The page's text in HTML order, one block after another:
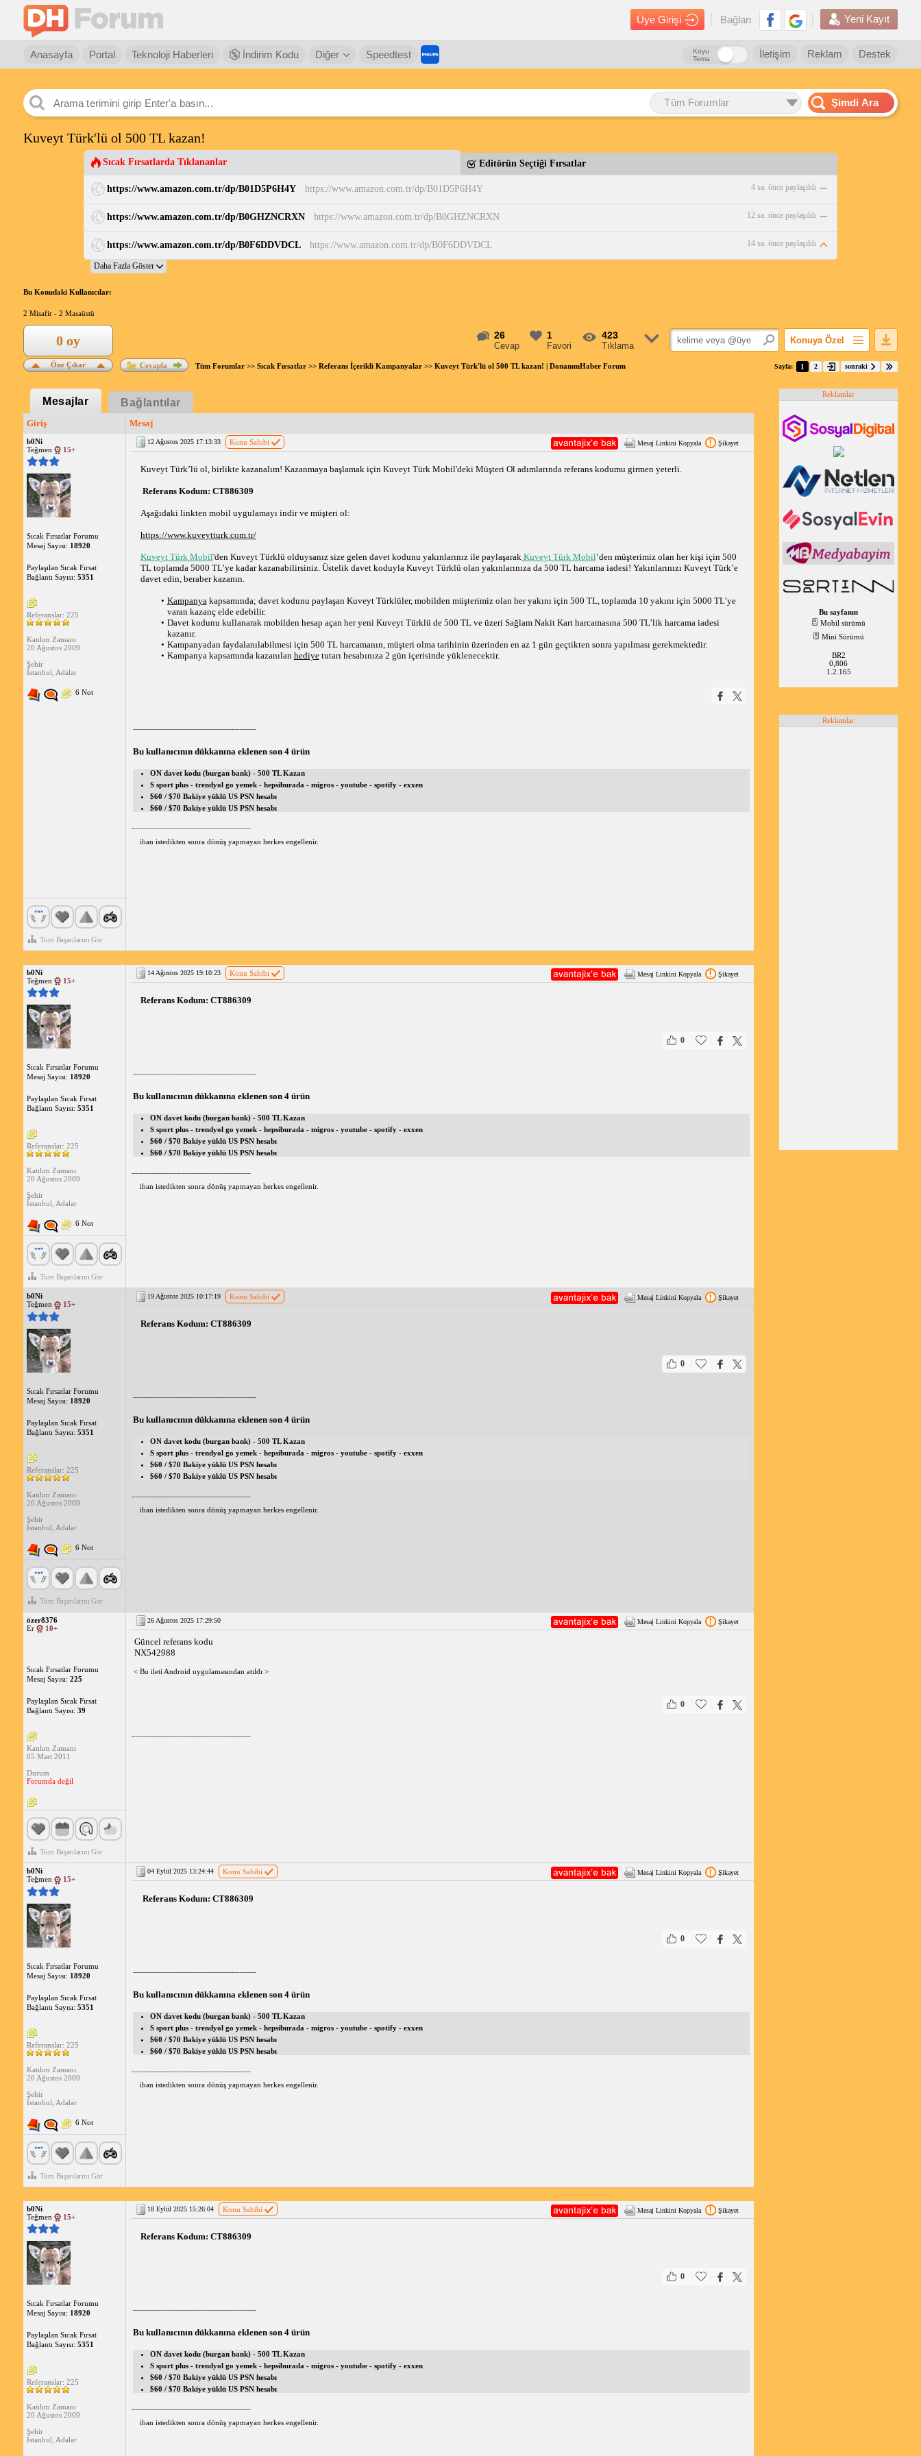
Üye Girişi Bağlan Yeni Kayıt
Anasayfa Portal Teknoloji Haberleri İndirim Kodu Diğer Speedtest Destek
Reklam
İletişim
Koyu
Tema
Tüm Forumlar Şimdi Ara
Kuveyt Türk'lü ol 500 TL kazan!
Sıcak Fırsatlarda Tıklananlar Editörün Seçtiği Fırsatlar
https://www.amazon.com.tr/dp/B01D5P6H4Y https://www.amazon.com.tr/dp/B01D5P6H4Y 4 sa. önce paylaşıldı
https://www.amazon.com.tr/dp/B0GHZNCRXN https://www.amazon.com.tr/dp/B0GHZNCRXN 12 sa. önce paylaşıldı
https://www.amazon.com.tr/dp/B0F6DDVDCL https://www.amazon.com.tr/dp/B0F6DDVDCL 14 sa. önce paylaşıldı
Bu Konudaki Kullanıcılar:
2 Misafir - 2 Masaüstü
26
Cevap
1
Favori
423
Tıklama
Konuya Özel
Favorilerime Ekle
Popüler Mesajlar
Yazdır
E-Posta Aboneliği
Öne Çıkar
0 oy
Cevapla Tüm Forumlar>> Sıcak Fırsatlar>> Referans İçerikli Kampanyalar>> Kuveyt Türk'lü ol 500 TL kazan! | DonanımHaber Forum Sayfa: 1 2 sonraki
Mesajlar Bağlantılar
Giriş Mesaj
b0Ni
Teğmen
15+
Sıcak Fırsatlar Forumu
Mesaj Sayısı: 18920
Paylaşılan Sıcak Fırsat
Bağlantı Sayısı: 5351
Referanslar: 225
Katılım Zamanı
20 Ağustos 2009
Şehir
İstanbul, Adalar
6 Not
Tüm Başarılarını Gör
12 Ağustos 2025 17:13:33 Konu Sahibi Mesaj Linkini Kopyala Şikayet
Kuveyt Türk’lü ol, birlikte kazanalım! Kazanmaya başlamak için Kuveyt Türk Mobil'deki Müşteri Ol adımlarında referans kodumu girmen yeterli.
Referans Kodum: CT886309
Aşağıdaki linkten mobil uygulamayı indir ve müşteri ol:
https://www.kuveytturk.com.tr/
Kuveyt Türk Mobil'den Kuveyt Türklü olduysanız size gelen davet kodunu yakınlarınız ile paylaşarakKuveyt Türk Mobil’den müşterimiz olan her kişi için 500
TL toplamda 5000 TL’ye kadar kazanabilirsiniz. Üstelik davet koduyla Kuveyt Türklü olan yakınlarınıza da 500 TL harcama iadesi! Yakınlarınızı Kuveyt Türk’e
davet edin, beraber kazanın.
Kampanya kapsamında; davet kodunu paylaşan Kuveyt Türklüler, mobilden müşterimiz olan her yakını için 500 TL, toplamda 10 yakını için 5000 TL’ye
varan kazanç elde edebilir.
Davet kodunu kullanarak mobilden hesap açan her yeni Kuveyt Türklü de 500 TL ve üzeri Sağlam Nakit Kart harcamasına 500 TL’lik harcama iadesi
kazanır.
Kampanyadan faydalanılabilmesi için 500 TL harcamanın, müşteri olma tarihinin üzerinden en az 1 gün geçtikten sonra yapılması gerekmektedir.
Kampanya kapsamında kazanılan hediye tutarı hesabınıza 2 gün içerisinde yüklenecektir.
Bu kullanıcının dükkanına eklenen son 4 ürün
ON davet kodu (burgan bank) - 500 TL Kazan
S sport plus - trendyol go yemek - hepsiburada - migros - youtube - spotify - exxen
$60 / $70 Bakiye yüklü US PSN hesabı
$60 / $70 Bakiye yüklü US PSN hesabı
iban istedikten sonra dönüş yapmayan herkes engellenir.
b0Ni
Teğmen
15+
Sıcak Fırsatlar Forumu
Mesaj Sayısı: 18920
Paylaşılan Sıcak Fırsat
Bağlantı Sayısı: 5351
Referanslar: 225
Katılım Zamanı
20 Ağustos 2009
Şehir
İstanbul, Adalar
6 Not
Tüm Başarılarını Gör
14 Ağustos 2025 19:10:23 Konu Sahibi Mesaj Linkini Kopyala Şikayet
Referans Kodum: CT886309
0
Bu kullanıcının dükkanına eklenen son 4 ürün
ON davet kodu (burgan bank) - 500 TL Kazan
S sport plus - trendyol go yemek - hepsiburada - migros - youtube - spotify - exxen
$60 / $70 Bakiye yüklü US PSN hesabı
$60 / $70 Bakiye yüklü US PSN hesabı
iban istedikten sonra dönüş yapmayan herkes engellenir.
b0Ni
Teğmen
15+
Sıcak Fırsatlar Forumu
Mesaj Sayısı: 18920
Paylaşılan Sıcak Fırsat
Bağlantı Sayısı: 5351
Referanslar: 225
Katılım Zamanı
20 Ağustos 2009
Şehir
İstanbul, Adalar
6 Not
Tüm Başarılarını Gör
19 Ağustos 2025 10:17:19 Konu Sahibi Mesaj Linkini Kopyala Şikayet
Referans Kodum: CT886309
0
Bu kullanıcının dükkanına eklenen son 4 ürün
ON davet kodu (burgan bank) - 500 TL Kazan
S sport plus - trendyol go yemek - hepsiburada - migros - youtube - spotify - exxen
$60 / $70 Bakiye yüklü US PSN hesabı
$60 / $70 Bakiye yüklü US PSN hesabı
iban istedikten sonra dönüş yapmayan herkes engellenir.
özer8376
Er
10+
Sıcak Fırsatlar Forumu
Mesaj Sayısı: 225
Paylaşılan Sıcak Fırsat
Bağlantı Sayısı: 39
Katılım Zamanı
05 Mart 2011
Durum
Forumda değil
Tüm Başarılarını Gör
26 Ağustos 2025 17:29:50 Mesaj Linkini Kopyala Şikayet
Güncel referans kodu
NX542988
< Bu ileti Android uygulamasından atıldı >
0
b0Ni
Teğmen
15+
Sıcak Fırsatlar Forumu
Mesaj Sayısı: 18920
Paylaşılan Sıcak Fırsat
Bağlantı Sayısı: 5351
Referanslar: 225
Katılım Zamanı
20 Ağustos 2009
Şehir
İstanbul, Adalar
6 Not
Tüm Başarılarını Gör
04 Eylül 2025 13:24:44 Konu Sahibi Mesaj Linkini Kopyala Şikayet
Referans Kodum: CT886309
0
Bu kullanıcının dükkanına eklenen son 4 ürün
ON davet kodu (burgan bank) - 500 TL Kazan
S sport plus - trendyol go yemek - hepsiburada - migros - youtube - spotify - exxen
$60 / $70 Bakiye yüklü US PSN hesabı
$60 / $70 Bakiye yüklü US PSN hesabı
iban istedikten sonra dönüş yapmayan herkes engellenir.
b0Ni
Teğmen
15+
Sıcak Fırsatlar Forumu
Mesaj Sayısı: 18920
Paylaşılan Sıcak Fırsat
Bağlantı Sayısı: 5351
Referanslar: 225
Katılım Zamanı
20 Ağustos 2009
Şehir
İstanbul, Adalar
18 Eylül 2025 15:26:04 Konu Sahibi Mesaj Linkini Kopyala Şikayet
Referans Kodum: CT886309
0
Bu kullanıcının dükkanına eklenen son 4 ürün
ON davet kodu (burgan bank) - 500 TL Kazan
S sport plus - trendyol go yemek - hepsiburada - migros - youtube - spotify - exxen
$60 / $70 Bakiye yüklü US PSN hesabı
$60 / $70 Bakiye yüklü US PSN hesabı
iban istedikten sonra dönüş yapmayan herkes engellenir.
Reklamlar
Bu sayfanın
Mobil sürümü
Mini Sürümü
BR2
0,806
1.2.165
Reklamlar